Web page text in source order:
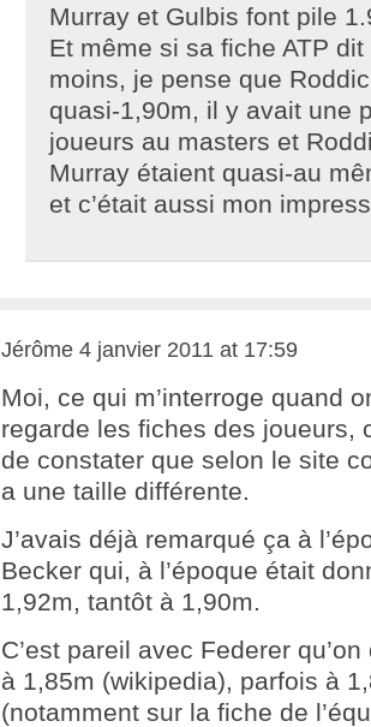
Murray et Gulbis font pile
Et même si sa fiche ATP
moins, je pense que
quasi-1,90m, il y avait une
joueurs au masters et
Murray étaient quasi-au
et c’était aussi mon
Jérôme 4 janvier 2011 at 17:59
Moi, ce qui m’interroge quand
regarde les fiches des joueurs,
de constater que selon le site
a une taille différente.
J’avais déjà remarqué ça à
Becker qui, à l’époque était
1,92m, tantôt à 1,90m.
C’est pareil avec Federer
à 1,85m (wikipedia), parfois à
(notamment sur la fiche de